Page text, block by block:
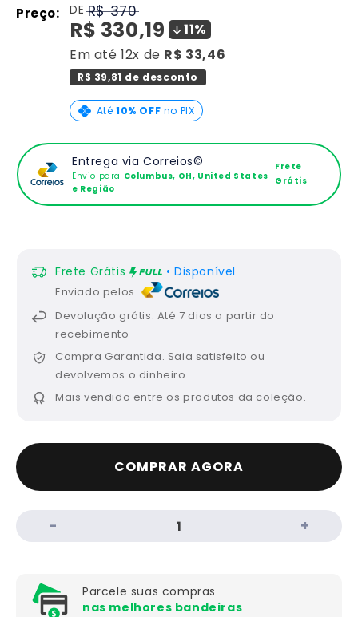
Preço: DETranslation
missing:
pt-
BR.product.general.regular_price
R$ 370
Translation
missing:
pt-
R$ 330,19
11%
Em até 12x de R$ 33,46
R$ 39,81 de desconto
Até10% OFF no PIX
Entrega via Correios©
Envio para Columbus, OH, United States
e Região
Frete
Grátis
Frete Grátis • Disponível
Enviado pelos
Devolução grátis. Até 7 dias a partir do
recebimento
Compra Garantida. Saia satisfeito ou
devolvemos o dinheiro
Mais vendido entre os produtos da coleção.
COMPRAR AGORA
Parcele suas compras
nas melhores bandeiras